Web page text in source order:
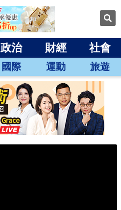
政治 財經 社會
國際 運動 旅遊